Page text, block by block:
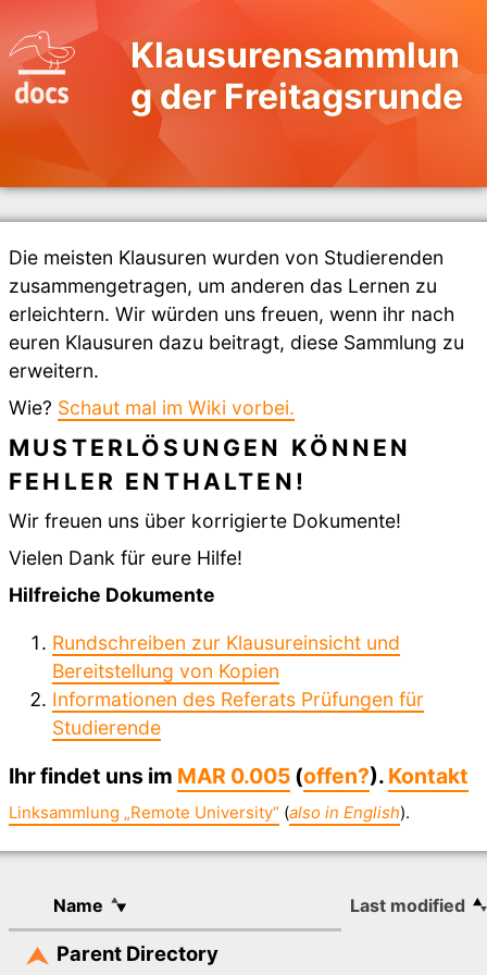
Klausurensammlun
g der Freitagsrunde
Die meisten Klausuren wurden von Studierenden
zusammengetragen, um anderen das Lernen zu
erleichtern. Wir würden uns freuen, wenn ihr nach
euren Klausuren dazu beitragt, diese Sammlung zu
erweitern.
Wie? Schaut mal im Wiki vorbei.
MUSTERLÖSUNGEN KÖNNEN
FEHLER ENTHALTEN!
Wir freuen uns über korrigierte Dokumente!
Vielen Dank für eure Hilfe!
Hilfreiche Dokumente
Rundschreiben zur Klausureinsicht und
Bereitstellung von Kopien
Informationen des Referats Prüfungen für
Studierende
Ihr findet uns im MAR 0.005 (offen?). Kontakt
Linksammlung „Remote University“ (also in English).
Name Last modified
Parent Directory